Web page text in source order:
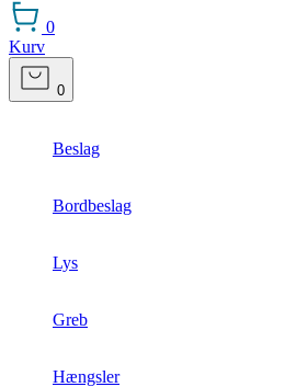
0
Kurv
0
Beslag
Bordbeslag
Lys
Greb
Hængsler